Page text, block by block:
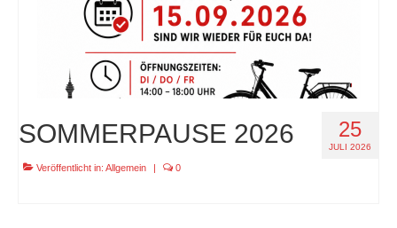
impressum
25
JULI 2026
SOMMERPAUSE 2026
Veröffentlicht in: Allgemein | 0